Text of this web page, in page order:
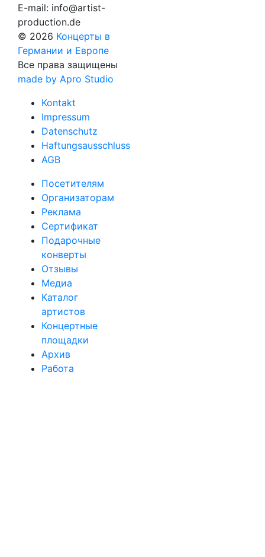
E-mail: info@artist-
production.de
© 2026 Концерты в
Германии и Европе
Все права защищены
made by Apro Studio
Kontakt
Impressum
Datenschutz
Haftungsausschluss
AGB
Посетителям
Организаторам
Реклама
Сертификат
Подарочные
конверты
Отзывы
Медиа
Каталог
артистов
Концертные
площадки
Архив
Работа